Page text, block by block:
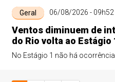
Geral 06/08/2026 - 09h52
Ventos diminuem de
do Rio volta ao Estágio
No Estágio 1 não há